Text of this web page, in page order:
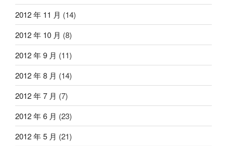
2012 年 11 月 (14)
2012 年 10 月 (8)
2012 年 9 月 (11)
2012 年 8 月 (14)
2012 年 7 月 (7)
2012 年 6 月 (23)
2012 年 5 月 (21)